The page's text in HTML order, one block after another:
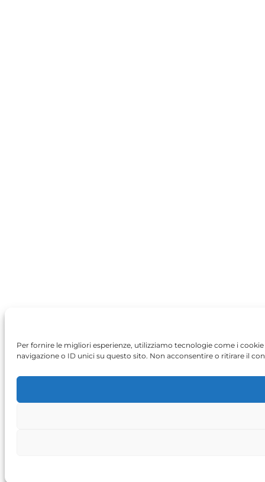
Per fornire le migliori esperienze, utilizziamo tecnologie come i
navigazione o ID unici su questo sito. Non acconsentire o ritirare il